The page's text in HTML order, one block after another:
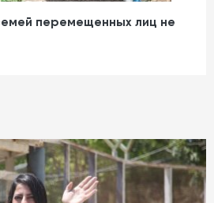
перемещенных лиц не